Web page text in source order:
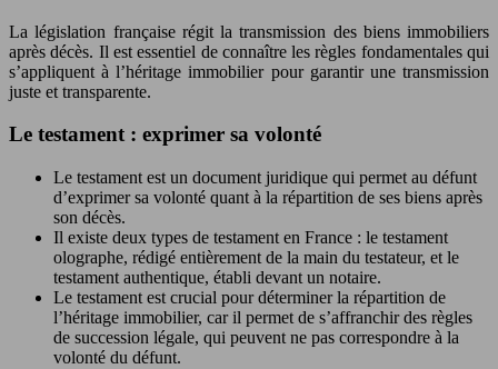
La législation française régit la transmission des biens immobiliers
après décès. Il est essentiel de connaître les règles fondamentales qui
s’appliquent à l’héritage immobilier pour garantir une transmission
juste et transparente.
Le testament : exprimer sa volonté
Le testament est un document juridique qui permet au défunt
d’exprimer sa volonté quant à la répartition de ses biens après
son décès.
Il existe deux types de testament en France : le testament
olographe, rédigé entièrement de la main du testateur, et le
testament authentique, établi devant un notaire.
Le testament est crucial pour déterminer la répartition de
l’héritage immobilier, car il permet de s’affranchir des règles
de succession légale, qui peuvent ne pas correspondre à la
volonté du défunt.